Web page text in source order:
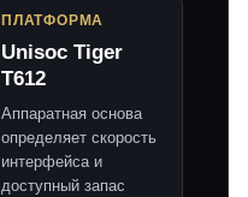
ПЛАТФОРМА
Unisoc Tiger
T612
Аппаратная основа
определяет скорость
интерфейса и
доступный запас